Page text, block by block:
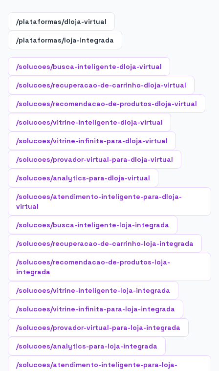
/plataformas/dloja-virtual
/plataformas/loja-integrada
/solucoes/busca-inteligente-dloja-virtual
/solucoes/recuperacao-de-carrinho-dloja-virtual
/solucoes/recomendacao-de-produtos-dloja-virtual
/solucoes/vitrine-inteligente-dloja-virtual
/solucoes/vitrine-infinita-para-dloja-virtual
/solucoes/provador-virtual-para-dloja-virtual
/solucoes/analytics-para-dloja-virtual
/solucoes/atendimento-inteligente-para-dloja-
virtual
/solucoes/busca-inteligente-loja-integrada
/solucoes/recuperacao-de-carrinho-loja-integrada
/solucoes/recomendacao-de-produtos-loja-
integrada
/solucoes/vitrine-inteligente-loja-integrada
/solucoes/vitrine-infinita-para-loja-integrada
/solucoes/provador-virtual-para-loja-integrada
/solucoes/analytics-para-loja-integrada
/solucoes/atendimento-inteligente-para-loja-